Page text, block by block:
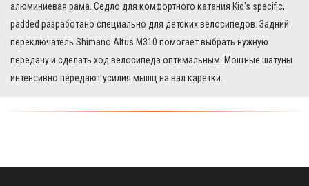
алюминиевая рама. Седло для комфортного катания Kid's specific,
padded разработано специально для детских велосипедов. Задний
переключатель Shimano Altus M310 помогает выбрать нужную
передачу и сделать ход велосипеда оптимальным. Мощные шатуны
интенсивно передают усилия мышц на вал каретки.